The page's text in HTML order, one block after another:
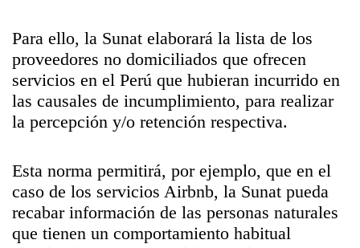
Para ello, la Sunat elaborará la lista de los
proveedores no domiciliados que ofrecen
servicios en el Perú que hubieran incurrido en
las causales de incumplimiento, para realizar
la percepción y/o retención respectiva.
Esta norma permitirá, por ejemplo, que en el
caso de los servicios Airbnb, la Sunat pueda
recabar información de las personas naturales
que tienen un comportamiento habitual